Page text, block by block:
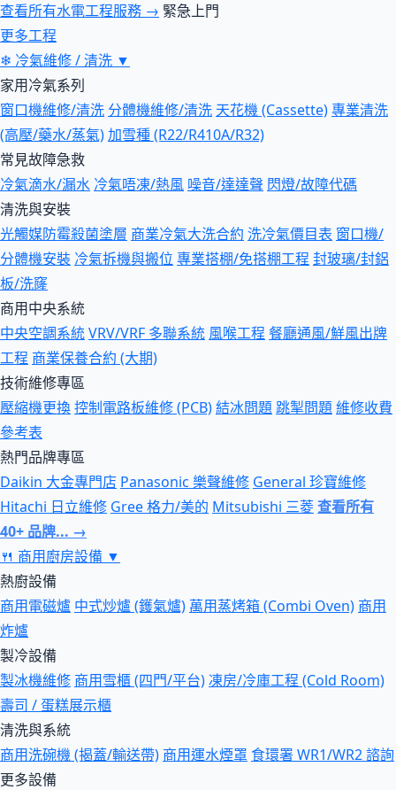
查看所有水電工程服務 → 緊急上門
更多工程
❄ 冷氣維修 / 清洗 ▼
家用冷氣系列
窗口機維修/清洗 分體機維修/清洗 天花機 (Cassette)專業清洗
(高壓/藥水/蒸氣)加雪種 (R22/R410A/R32)
常見故障急救
冷氣滴水/漏水 冷氣唔凍/熱風 噪音/達達聲 閃燈/故障代碼
清洗與安裝
光觸媒防霉殺菌塗層 商業冷氣大洗合約 洗冷氣價目表 窗口機/
分體機安裝 冷氣拆機與搬位 專業搭棚/免搭棚工程 封玻璃/封鋁
板/洗窿
商用中央系統
中央空調系統VRV/VRF 多聯系統 風喉工程 餐廳通風/鮮風出牌
工程 商業保養合約 (大期)
技術維修專區
壓縮機更換控制電路板維修 (PCB)結冰問題跳掣問題維修收費
參考表
熱門品牌專區
Daikin 大金專門店 Panasonic 樂聲維修 General 珍寶維修
Hitachi 日立維修 Gree 格力/美的 Mitsubishi 三菱查看所有
40+ 品牌... →
🍴 商用廚房設備 ▼
熱廚設備
商用電磁爐 中式炒爐 (鑊氣爐) 萬用蒸烤箱 (Combi Oven) 商用
炸爐
製冷設備
製冰機維修 商用雪櫃 (四門/平台)凍房/冷庫工程 (Cold Room)
壽司 / 蛋糕展示櫃
清洗與系統
商用洗碗機 (揭蓋/輸送帶) 商用運水煙罩 食環署 WR1/WR2 諮詢
更多設備